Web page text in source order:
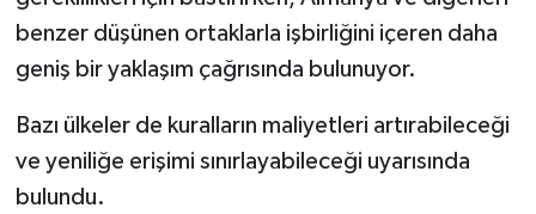
benzer düşünen ortaklarla işbirliğini içeren daha
geniş bir yaklaşım çağrısında bulunuyor.
Bazı ülkeler de kuralların maliyetleri artırabileceği
ve yeniliğe erişimi sınırlayabileceği uyarısında
bulundu.